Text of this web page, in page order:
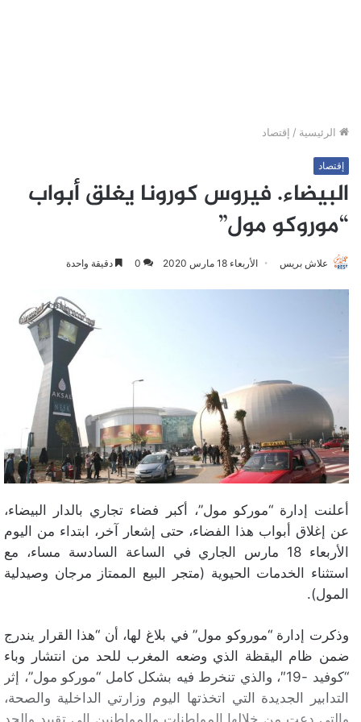
الرئيسية / إقتصاد
إقتصاد
البيضاء. فيروس كورونا يغلق أبواب
“موروكو مول”
علاش بريس الأربعاء 18 مارس 2020 0 دقيقة واحدة
أعلنت إدارة “موركو مول”، أكبر فضاء تجاري بالدار البيضاء،
عن إغلاق أبواب هذا الفضاء، حتى إشعار آخر، ابتداء من اليوم
الأربعاء 18 مارس الجاري في الساعة السادسة مساء، مع
استثناء الخدمات الحيوية (متجر البيع الممتاز مرجان وصيدلية
المول).
وذكرت إدارة “موروكو مول” في بلاغ لها، أن “هذا القرار يندرج
ضمن ظام اليقظة الذي وضعه المغرب للحد من انتشار وباء
“كوفيد -19″، والذي تنخرط فيه بشكل كامل “موركو مول”، إثر
التدابير الجديدة التي اتخذتها اليوم وزارتي الداخلية والصحة،